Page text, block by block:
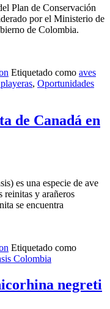
Plan de Conservación
por el Ministerio de
de Colombia.
Etiquetado como aves
, Oportunidades
de Canadá en
es una especie de ave
reinitas y arañeros
se encuentra
Etiquetado como
Colombia
negreti